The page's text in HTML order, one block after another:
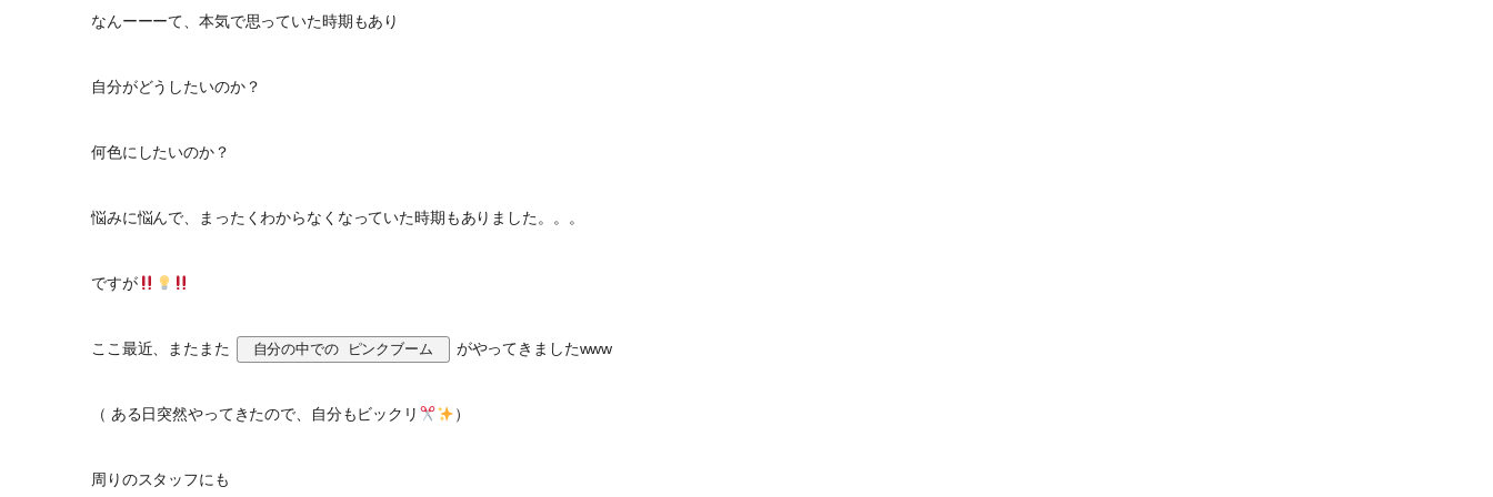
なんーーーて、本気で思っていた時期もあり
自分がどうしたいのか？
何色にしたいのか？
悩みに悩んで、まったくわからなくなっていた時期もありました。。。
ですが
ここ最近、またまた 自分の中での ピンクブーム がやってきましたwww
（ ある日突然やってきたので、自分もビックリ ）
周りのスタッフにも